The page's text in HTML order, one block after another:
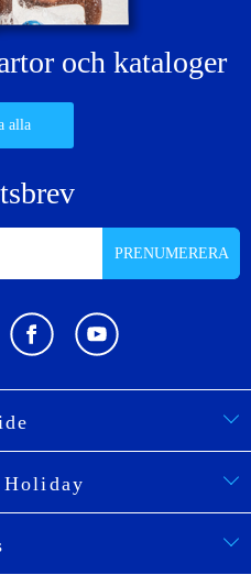
och kataloger
alla
PRENUMERERA
Holiday